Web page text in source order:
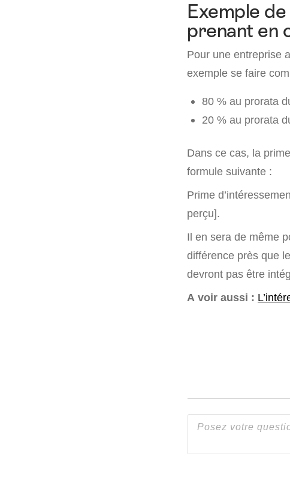
Exemple
prenant en
Pour une entreprise
exemple se faire
80 % au prorata
20 % au prorata
Dans ce cas, la
formule suivante :
Prime
perçu].
Il en sera de même
différence près que
devront pas être
A voir aussi :